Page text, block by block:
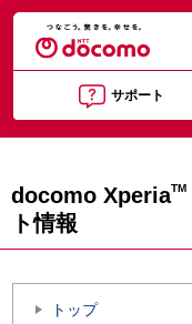
サポート
docomo XperiaTM
ト情報
トップ